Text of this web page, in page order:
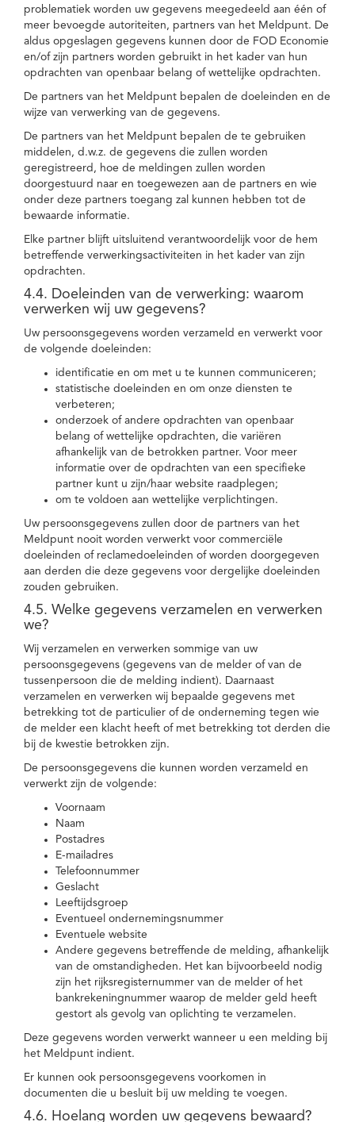
problematiek worden uw gegevens meegedeeld aan één of
meer bevoegde autoriteiten, partners van het Meldpunt. De
aldus opgeslagen gegevens kunnen door de FOD Economie
en/of zijn partners worden gebruikt in het kader van hun
opdrachten van openbaar belang of wettelijke opdrachten.
De partners van het Meldpunt bepalen de doeleinden en de
wijze van verwerking van de gegevens.
De partners van het Meldpunt bepalen de te gebruiken
middelen, d.w.z. de gegevens die zullen worden
geregistreerd, hoe de meldingen zullen worden
doorgestuurd naar en toegewezen aan de partners en wie
onder deze partners toegang zal kunnen hebben tot de
bewaarde informatie.
Elke partner blijft uitsluitend verantwoordelijk voor de hem
betreffende verwerkingsactiviteiten in het kader van zijn
opdrachten.
4.4. Doeleinden van de verwerking: waarom
verwerken wij uw gegevens?
Uw persoonsgegevens worden verzameld en verwerkt voor
de volgende doeleinden:
identificatie en om met u te kunnen communiceren;
statistische doeleinden en om onze diensten te
verbeteren;
onderzoek of andere opdrachten van openbaar
belang of wettelijke opdrachten, die variëren
afhankelijk van de betrokken partner. Voor meer
informatie over de opdrachten van een specifieke
partner kunt u zijn/haar website raadplegen;
om te voldoen aan wettelijke verplichtingen.
Uw persoonsgegevens zullen door de partners van het
Meldpunt nooit worden verwerkt voor commerciële
doeleinden of reclamedoeleinden of worden doorgegeven
aan derden die deze gegevens voor dergelijke doeleinden
zouden gebruiken.
4.5. Welke gegevens verzamelen en verwerken
we?
Wij verzamelen en verwerken sommige van uw
persoonsgegevens (gegevens van de melder of van de
tussenpersoon die de melding indient). Daarnaast
verzamelen en verwerken wij bepaalde gegevens met
betrekking tot de particulier of de onderneming tegen wie
de melder een klacht heeft of met betrekking tot derden die
bij de kwestie betrokken zijn.
De persoonsgegevens die kunnen worden verzameld en
verwerkt zijn de volgende:
Voornaam
Naam
Postadres
E-mailadres
Telefoonnummer
Geslacht
Leeftijdsgroep
Eventueel ondernemingsnummer
Eventuele website
Andere gegevens betreffende de melding, afhankelijk
van de omstandigheden. Het kan bijvoorbeeld nodig
zijn het rijksregisternummer van de melder of het
bankrekeningnummer waarop de melder geld heeft
gestort als gevolg van oplichting te verzamelen.
Deze gegevens worden verwerkt wanneer u een melding bij
het Meldpunt indient.
Er kunnen ook persoonsgegevens voorkomen in
documenten die u besluit bij uw melding te voegen.
4.6. Hoelang worden uw gegevens bewaard?